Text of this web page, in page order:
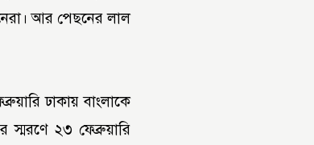
আর পেছনের লাল
ঢাকায় বাংলাকে
স্মরণে ২৩ ফেব্রুয়ারি